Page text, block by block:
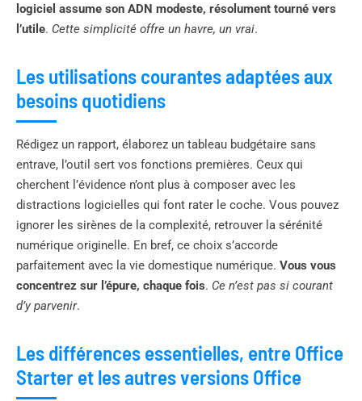
logiciel assume son ADN modeste, résolument tourné vers
l’utile. Cette simplicité offre un havre, un vrai.
Les utilisations courantes adaptées aux
besoins quotidiens
Rédigez un rapport, élaborez un tableau budgétaire sans
entrave, l’outil sert vos fonctions premières. Ceux qui
cherchent l’évidence n’ont plus à composer avec les
distractions logicielles qui font rater le coche. Vous pouvez
ignorer les sirènes de la complexité, retrouver la sérénité
numérique originelle. En bref, ce choix s’accorde
parfaitement avec la vie domestique numérique. Vous vous
concentrez sur l’épure, chaque fois. Ce n’est pas si courant
d’y parvenir.
Les différences essentielles, entre Office
Starter et les autres versions Office